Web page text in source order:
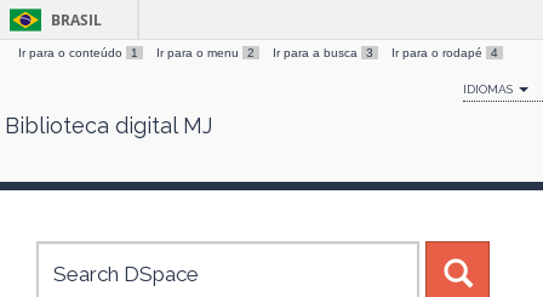
Skip
BRASIL
Ir para o conteúdo 1 Ir para o menu 2 Ir para a busca 3 Ir para o rodapé 4
IDIOMAS
Biblioteca digital MJ